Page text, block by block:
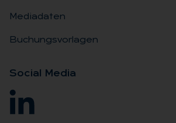
Mediadaten
Buchungsvorlagen
So­ci­al Me­dia